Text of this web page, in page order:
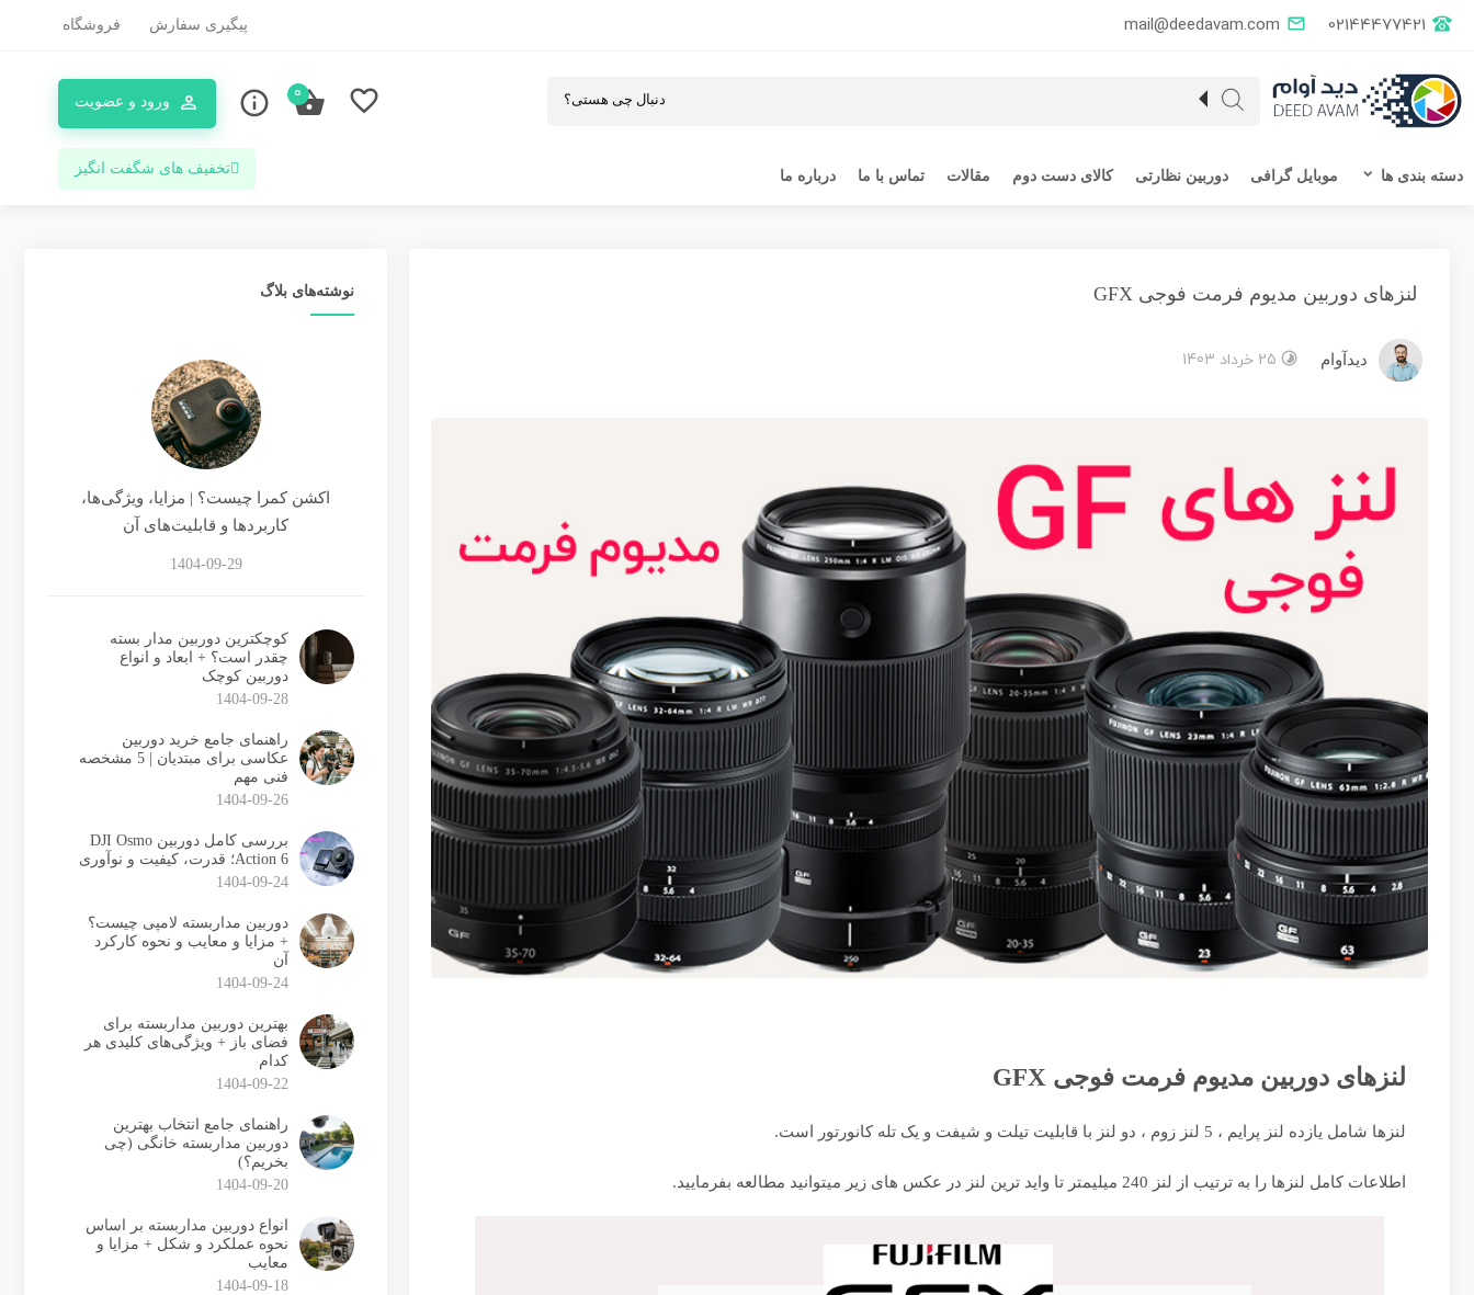
mail@deedavam.com 02144477421 پیگیری سفارش فروشگاه
ورود و عضویت 0
دسته بندی ها موبایل گرافی دوربین نظارتی کالای دست دوم مقالات تماس با ما درباره ما تخفیف های شگفت انگیز
لنزهای دوربین مدیوم فرمت فوجی GFX
دیدآوام 25 خرداد 1403
لنزهای دوربین مدیوم فرمت فوجی GFX
لنزها شامل یازده لنز پرایم ، 5 لنز زوم ، دو لنز با قابلیت تیلت و شیفت و یک تله کانورتور است.
اطلاعات کامل لنزها را به ترتیب از لنز 240 میلیمتر تا واید ترین لنز در عکس های زیر میتوانید مطالعه بفرمایید.
نوشته‌های بلاگ
اکشن کمرا چیست؟ | مزایا، ویژگی‌ها،
کاربردها و قابلیت‌های آن
1404-09-29
کوچکترین دوربین مدار بسته
چقدر است؟ + ابعاد و انواع
دوربین کوچک
1404-09-28
راهنمای جامع خرید دوربین
عکاسی برای مبتدیان | 5 مشخصه
فنی مهم
1404-09-26
بررسی کامل دوربین DJI Osmo
Action 6؛ قدرت، کیفیت و نوآوری
1404-09-24
دوربین مداربسته لامپی چیست؟
+ مزایا و معایب و نحوه کارکرد
آن
1404-09-24
بهترین دوربین مداربسته برای
فضای باز + ویژگی‌های کلیدی هر
کدام
1404-09-22
راهنمای جامع انتخاب بهترین
دوربین مداربسته خانگی (چی
بخریم؟)
1404-09-20
انواع دوربین مداربسته بر اساس
نحوه عملکرد و شکل + مزایا و
معایب
1404-09-18